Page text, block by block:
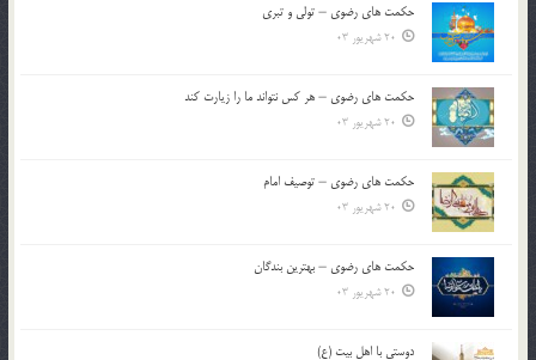
حکمت های رضوی – تولی و تبری
20 شهریور 03
حکمت های رضوی – هر کس نتواند ما را زیارت کند
20 شهریور 03
حکمت های رضوی – توصیف امام
20 شهریور 03
حکمت های رضوی – بهترین بندگان
20 شهریور 03
دوستی با اهل بیت (ع)